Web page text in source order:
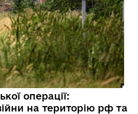
операції:
на територію рф та